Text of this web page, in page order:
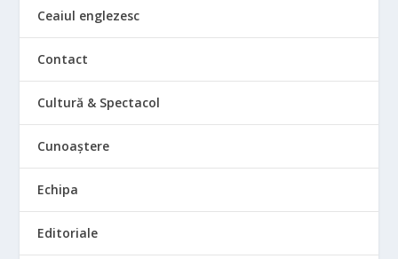
Ceaiul englezesc
Contact
Cultură & Spectacol
Cunoaștere
Echipa
Editoriale